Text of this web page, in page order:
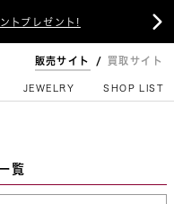
トプレゼント! 
販売サイト 買取サイト
JEWELRY SHOP LIST
覧